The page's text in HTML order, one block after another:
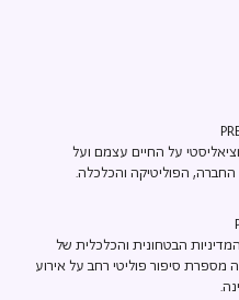
על החיים עצמם ועל
החברה, הפוליטיקה והכלכלה.
הבטחונית והכלכלית של
מספרת סיפור פוליטי רחב על אירוע